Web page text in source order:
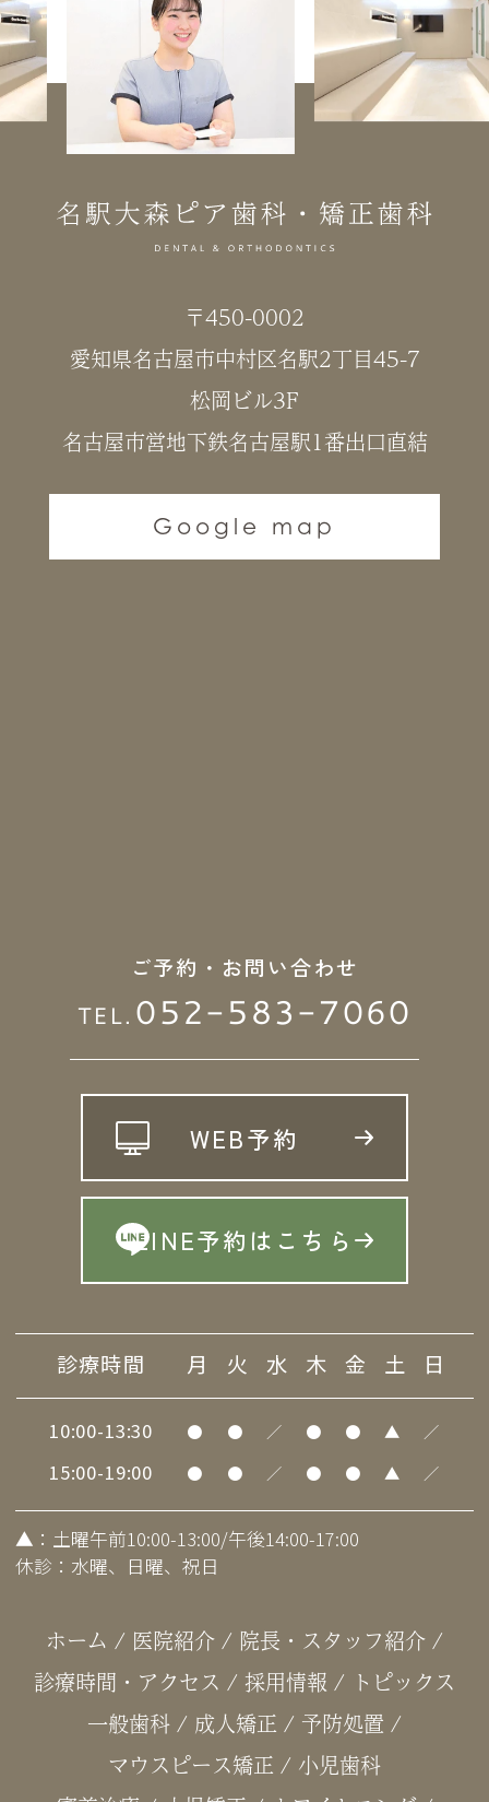
〒450-0002
愛知県名古屋市中村区名駅2丁目45-7
松岡ビル3F
名古屋市営地下鉄名古屋駅1番出口直結
Google map
ご予約・お問い合わせ
TEL. 052-583-7060
WEB予約
LINE予約はこちら
診療時間 月 火 水 木 金 土 日
10:00-13:30 ● ● ／ ● ● ▲ ／
15:00-19:00 ● ● ／ ● ● ▲ ／
▲ ：土曜午前10:00-13:00/午後14:00-17:00
休診：水曜、日曜、祝日
ホーム / 医院紹介 / 院長・スタッフ紹介 /
診療時間・アクセス / 採用情報 / トピックス
一般歯科 / 成人矯正 / 予防処置 /
マウスピース矯正 / 小児歯科